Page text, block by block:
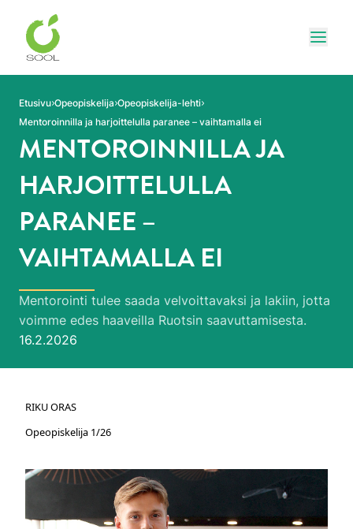
Siirry sivun sisältöön
Etusivu Opeopiskelija Opeopiskelija-lehti
Mentoroinnilla ja harjoittelulla paranee – vaihtamalla ei
MENTOROINNILLA JA
HARJOITTELULLA
PARANEE –
VAIHTAMALLA EI
Mentorointi tulee saada velvoittavaksi ja lakiin, jotta
voimme edes haaveilla Ruotsin saavuttamisesta.
Julkaistu:
16.2.2026
RIKU ORAS
Opeopiskelija 1/26